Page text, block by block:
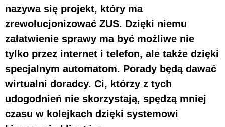
nazywa się projekt, który ma
zrewolucjonizować ZUS. Dzięki niemu
załatwienie sprawy ma być możliwe nie
tylko przez internet i telefon, ale także dzięki
specjalnym automatom. Porady będą dawać
wirtualni doradcy. Ci, którzy z tych
udogodnień nie skorzystają, spędzą mniej
czasu w kolejkach dzięki systemowi